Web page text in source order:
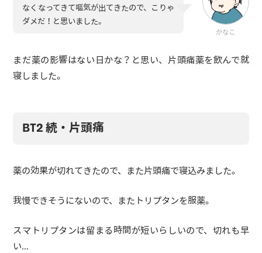
かなこ
なくなってきて嘔気が出てきたので、こりゃ
ダメだ！と思いました。
まだ薬の影響はない日かな？と思い、片頭痛薬を飲んで就
寝しました。
BT2 続・片頭痛
薬の効果が切れてきたので、また片頭痛で寝込みました。
我慢できそうにないので、またトリプタンを服薬。
スマトリプタンは留まる時間が短いらしいので、切れも早
い…